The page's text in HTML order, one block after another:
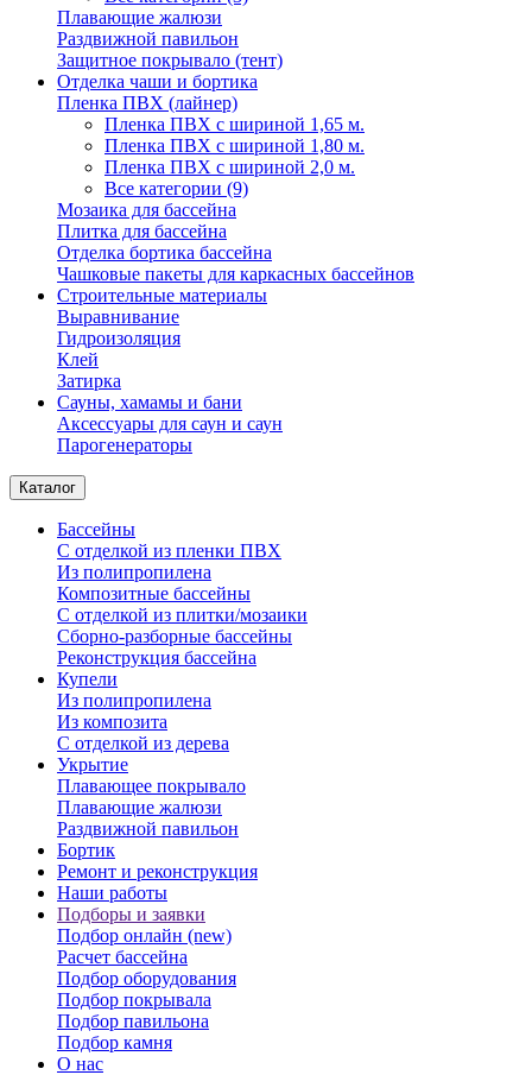
Плавающие жалюзи
Раздвижной павильон
Защитное покрывало (тент)
Отделка чаши и бортика
Пленка ПВХ (лайнер)
Пленка ПВХ с шириной 1,65 м.
Пленка ПВХ с шириной 1,80 м.
Пленка ПВХ с шириной 2,0 м.
Все категории (9)
Мозаика для бассейна
Плитка для бассейна
Отделка бортика бассейна
Чашковые пакеты для каркасных бассейнов
Строительные материалы
Выравнивание
Гидроизоляция
Клей
Затирка
Сауны, хамамы и бани
Аксессуары для саун и саун
Парогенераторы
Каталог
Бассейны
С отделкой из пленки ПВХ
Из полипропилена
Композитные бассейны
С отделкой из плитки/мозаики
Сборно-разборные бассейны
Реконструкция бассейна
Купели
Из полипропилена
Из композита
С отделкой из дерева
Укрытие
Плавающее покрывало
Плавающие жалюзи
Раздвижной павильон
Бортик
Ремонт и реконструкция
Наши работы
Подборы и заявки
Подбор онлайн (new)
Расчет бассейна
Подбор оборудования
Подбор покрывала
Подбор павильона
Подбор камня
О нас